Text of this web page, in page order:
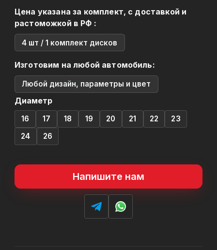
Цена указана за комплект, с доставкой и
растоможкой в РФ :
4 шт / 1 комплект дисков
Изготовим на любой автомобиль:
Любой дизайн, параметры и цвет
Диаметр
16 17 18 19 20 21 22
23
24
26
Напишите нам